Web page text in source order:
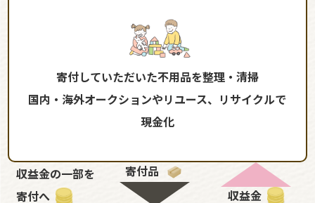
寄付していただいた不用品を整理・清掃
国内・海外オークションやリユース、リサイクルで
現金化
収益金の一部を
寄付へ
寄付品
収益金